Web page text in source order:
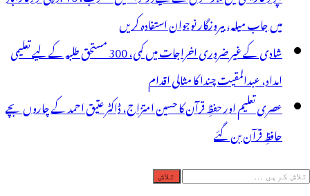
میں جاب میلہ، بیروزگار نوجوان استفادہ کریں
شادی کے غیر ضروری اخراجات میں کمی، 300 مستحق طلبہ کے لیے تعلیمی
امداد، عبدالمقیت چندا کا مثالی اقدام
عصری تعلیم اور حفظِ قرآن کا حسین امتزاج، ڈاکٹر عتیق احمد کے چاروں بچے
حافظِ قرآن بن گئے
تلاش